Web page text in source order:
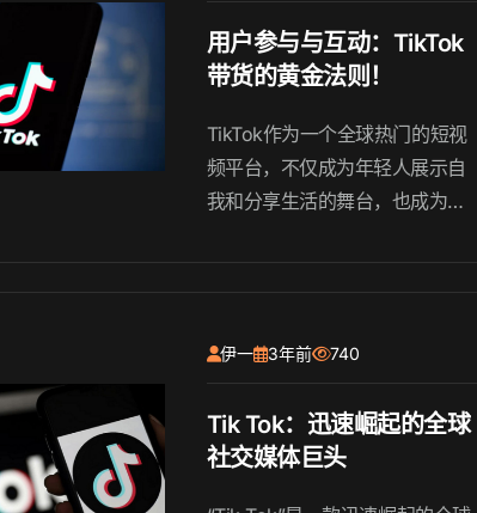
用户参与与互动：TikTok
带货的黄金法则！
TikTok作为一个全球热门的短视
频平台，不仅成为年轻人展示自
我和分享生活的舞台，也成为了
越多的品牌和商家意识到了TikTo
伊一 3年前 740
Tik Tok：迅速崛起的全球
社交媒体巨头